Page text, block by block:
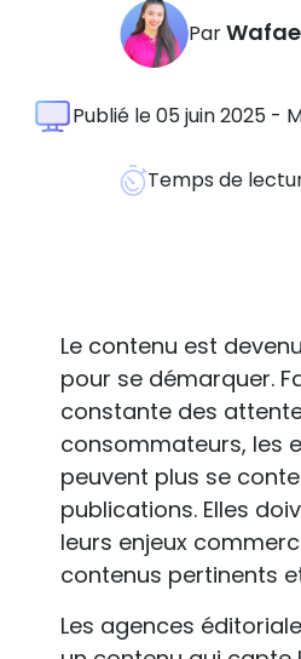
Par
Publié le 05 juin 2025 -
Temps de
Le contenu est
pour se démarquer.
constante des
consommateurs, les
peuvent plus se
publications. Elles
leurs enjeux
contenus pertinents
Les agences